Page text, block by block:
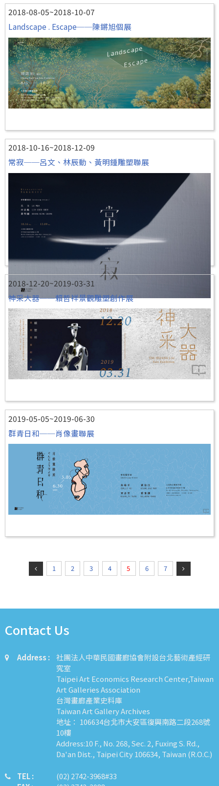
2018-08-05~2018-10-07
Landscape . Escape──陳鏘旭個展
2018-10-16~2018-12-09
常寂──呂文、林辰動、黃明鍾雕塑聯展
2018-12-20~2019-03-31
神采大器──賴哲祥景觀雕塑創作展
2019-05-05~2019-06-30
群青日和──肖像畫聯展
1 2 3 4 5 6 7
Contact Us
Address :
社團法人中華民國畫廊協會附設台北藝術產經研
究室
Taipei Art Economics Research Center,Taiwan
Art Galleries Association
台灣畫廊產業史料庫
Taiwan Art Gallery Archives
地址： 106634台北市大安區復興南路二段268號
10樓
Address:10 F., No. 268, Sec. 2, Fuxing S. Rd.,
Da'an Dist., Taipei City 106634, Taiwan (R.O.C.)
TEL :
​​​​(02) 2742-3968#33